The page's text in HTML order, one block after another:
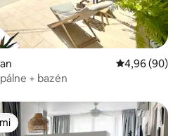
Priemerné
4,96 (90)
+ bazén